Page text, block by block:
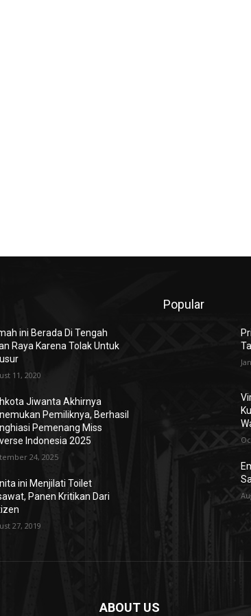
ini Berada Di Tengah
Raya Karena Tolak Untuk
11, 2020
Jiwanta Akhirnya
Pemiliknya, Berhasil
Pemenang Miss
Indonesia 2025
24, 2025
ini Menjilati Toilet
Panen Kritikan Dari
27, 2019
Popular
ABOUT US